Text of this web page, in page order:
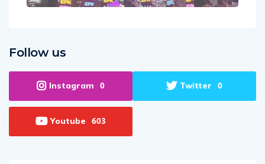
Follow us
Instagram 0 Twitter 0
Youtube 603